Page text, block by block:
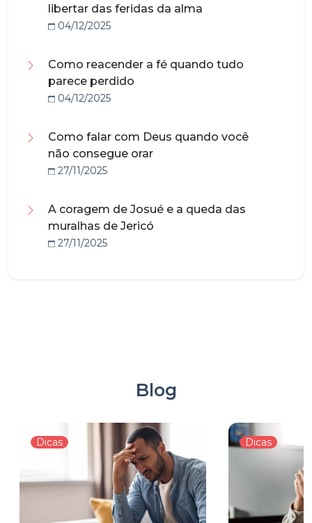
libertar das feridas da alma
04/12/2025
Como reacender a fé quando tudo
parece perdido
04/12/2025
Como falar com Deus quando você
não consegue orar
27/11/2025
A coragem de Josué e a queda das
muralhas de Jericó
27/11/2025
Blog
Dicas Dicas